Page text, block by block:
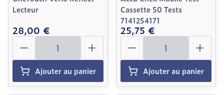
Lecteur
28,00 €
Quantité
Ajouter au panier
Cassette 50 Tests
7141254171
25,75 €
Quantité
Ajouter au panier